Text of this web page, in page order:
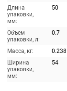
Длина
упаковки,
мм:
50
Объем
упаковки, л:
0.7
Масса, кг:
0.238
Ширина
упаковки,
мм:
54